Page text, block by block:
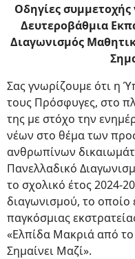
Οδηγίες
Δευτεροβάθμια
Διαγωνισμός
Σας γνωρίζουμε ότι η
τους Πρόσφυγες, στο
της με στόχο την
νέων στο θέμα των
ανθρωπίνων
Πανελλαδικό
το σχολικό έτος 2024-
διαγωνισμού, το οποίο
παγκόσμιας
«Ελπίδα Μακριά από το
Σημαίνει Μαζί».